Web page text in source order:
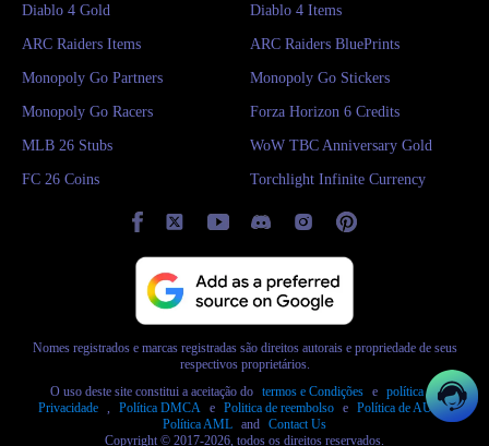
Diablo 4 Gold Diablo 4 Items
ARC Raiders Items ARC Raiders BluePrints
Monopoly Go Partners Monopoly Go Stickers
Monopoly Go Racers Forza Horizon 6 Credits
MLB 26 Stubs WoW TBC Anniversary Gold
FC 26 Coins Torchlight Infinite Currency
Nomes registrados e marcas registradas são direitos autorais e propriedade de seus
respectivos proprietários.
O uso deste site constitui a aceitação do termos e Condições e política de
Privacidade
Política DMCA e Politica de reembolso e Política de AUP ,
Política AML and Contact Us
Copyright © 2017-2026, todos os direitos reservados.